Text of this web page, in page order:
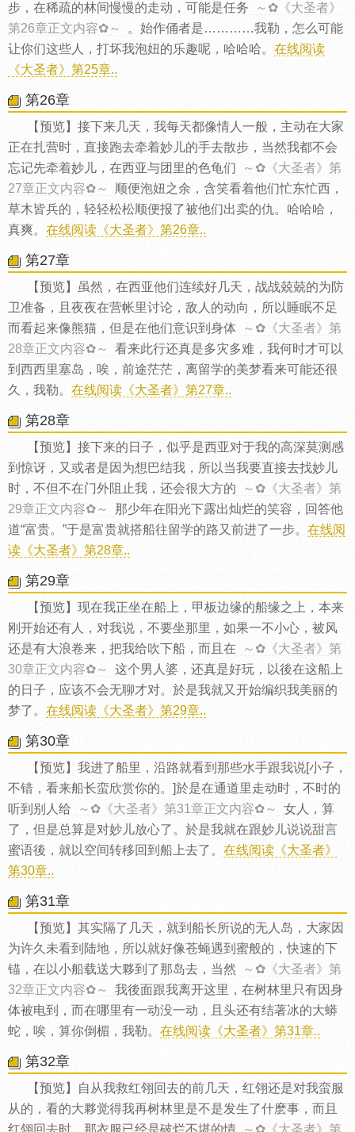
步，在稀疏的林间慢慢的走动，可能是任务
～✿《大圣者》
第26章正文内容✿～
。始作俑者是…………我勒，怎么可能
让你们这些人，打坏我泡妞的乐趣呢，哈哈哈。 在线阅读
《大圣者》第25章..
第26章
【预览】接下来几天，我每天都像情人一般，主动在大家
正在扎营时，直接跑去牵着妙儿的手去散步，当然我都不会
忘记先牵着妙儿，在西亚与团里的色龟们
～✿《大圣者》第
27章正文内容✿～
顺便泡妞之余，含笑看着他们忙东忙西，
草木皆兵的，轻轻松松顺便报了被他们出卖的仇。哈哈哈，
真爽。 在线阅读《大圣者》第26章..
第27章
【预览】虽然，在西亚他们连续好几天，战战兢兢的为防
卫准备，且夜夜在营帐里讨论，敌人的动向，所以睡眠不足
而看起来像熊猫，但是在他们意识到身体
～✿《大圣者》第
28章正文内容✿～
看来此行还真是多灾多难，我何时才可以
到西西里塞岛，唉，前途茫茫，离留学的美梦看来可能还很
久，我勒。 在线阅读《大圣者》第27章..
第28章
【预览】接下来的日子，似乎是西亚对于我的高深莫测感
到惊讶，又或者是因为想巴结我，所以当我要直接去找妙儿
时，不但不在门外阻止我，还会很大方的
～✿《大圣者》第
29章正文内容✿～
那少年在阳光下露出灿烂的笑容，回答他
道“富贵。”于是富贵就搭船往留学的路又前进了一步。 在线阅
读《大圣者》第28章..
第29章
【预览】现在我正坐在船上，甲板边缘的船缘之上，本来
刚开始还有人，对我说，不要坐那里，如果一不小心，被风
还是有大浪卷来，把我给吹下船，而且在
～✿《大圣者》第
30章正文内容✿～
这个男人婆，还真是好玩，以後在这船上
的日子，应该不会无聊才对。於是我就又开始编织我美丽的
梦了。 在线阅读《大圣者》第29章..
第30章
【预览】我进了船里，沿路就看到那些水手跟我说[小子，
不错，看来船长蛮欣赏你的。]於是在通道里走动时，不时的
听到别人给
～✿《大圣者》第31章正文内容✿～
女人，算
了，但是总算是对妙儿放心了。於是我就在跟妙儿说说甜言
蜜语後，就以空间转移回到船上去了。 在线阅读《大圣者》
第30章..
第31章
【预览】其实隔了几天，就到船长所说的无人岛，大家因
为许久未看到陆地，所以就好像苍蝇遇到蜜般的，快速的下
锚，在以小船载送大夥到了那岛去，当然
～✿《大圣者》第
32章正文内容✿～
我後面跟我离开这里，在树林里只有因身
体被电到，而在哪里有一动没一动，且头还有结著冰的大蟒
蛇，唉，算你倒楣，我勒。 在线阅读《大圣者》第31章..
第32章
【预览】自从我救红翎回去的前几天，红翎还是对我蛮服
从的，看的大夥觉得我再树林里是不是发生了什麽事，而且